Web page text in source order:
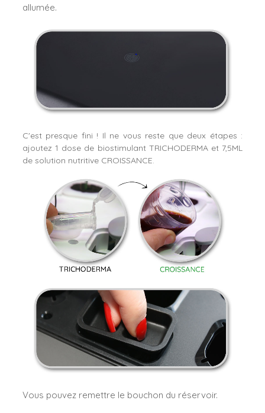
allumée.
C'est presque fini ! Il ne vous reste que deux étapes :
ajoutez 1 dose de biostimulant TRICHODERMA et 7,5ML
de solution nutritive CROISSANCE.
Vous pouvez remettre le bouchon du réservoir.